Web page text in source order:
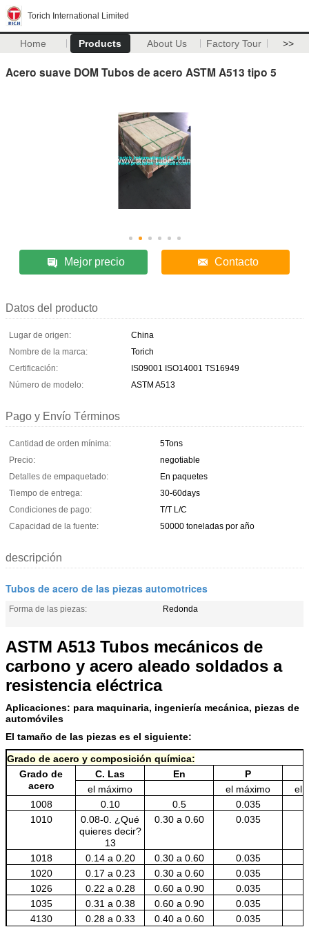
Torich International Limited
Home Products About Us Factory Tour >>
Acero suave DOM Tubos de acero ASTM A513 tipo 5
Mejor precio Contacto
Datos del producto
Lugar de origen:
China
Nombre de la marca:
Torich
Certificación:
IS09001 ISO14001 TS16949
Número de modelo:
ASTM A513
Pago y Envío Términos
Cantidad de orden mínima:
5Tons
Precio:
negotiable
Detalles de empaquetado:
En paquetes
Tiempo de entrega:
30-60days
Condiciones de pago:
T/T L/C
Capacidad de la fuente:
50000 toneladas por año
descripción
Tubos de acero de las piezas automotrices
Forma de las piezas: Redonda
ASTM A513 Tubos mecánicos de
carbono y acero aleado soldados a
resistencia eléctrica
Aplicaciones: para maquinaria, ingeniería mecánica, piezas de
automóviles
El tamaño de las piezas es el siguiente:
Grado de acero y composición química:
Grado de
acero
C. Las En P
el máximo
el máximo
el
1008
0.10 0.5 0.035
1010
0.08-0. ¿Qué
quieres decir?
13
0.30 a 0.60 0.035
1018 0.14 a 0.20 0.30 a 0.60 0.035
1020
0.17 a 0.23 0.30 a 0.60 0.035
1026
0.22 a 0.28 0.60 a 0.90 0.035
1035
0.31 a 0.38 0.60 a 0.90 0.035
4130
0.28 a 0.33 0.40 a 0.60 0.035